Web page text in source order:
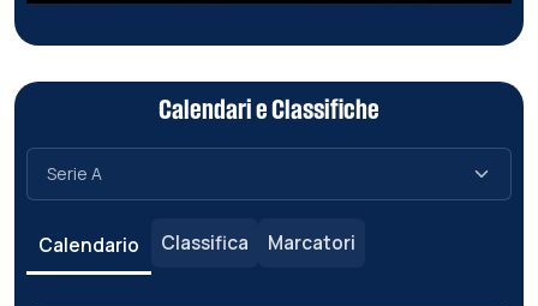
Calendari e Classifiche
Calendario Classifica Marcatori